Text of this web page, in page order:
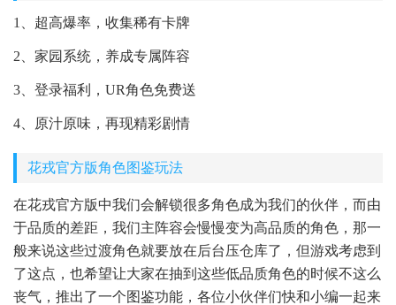
1、超高爆率，收集稀有卡牌
2、家园系统，养成专属阵容
3、登录福利，UR角色免费送
4、原汁原味，再现精彩剧情
花戎官方版角色图鉴玩法
在花戎官方版中我们会解锁很多角色成为我们的伙伴，而由
于品质的差距，我们主阵容会慢慢变为高品质的角色，那一
般来说这些过渡角色就要放在后台压仓库了，但游戏考虑到
了这点，也希望让大家在抽到这些低品质角色的时候不这么
丧气，推出了一个图鉴功能，各位小伙伴们快和小编一起来